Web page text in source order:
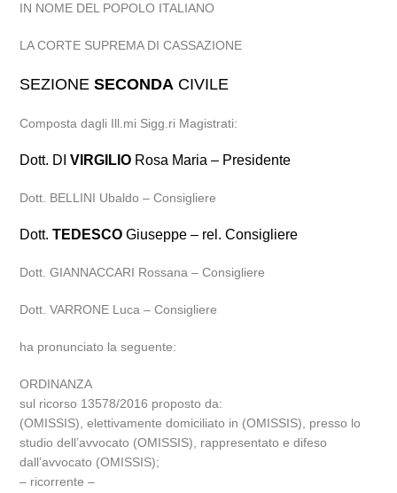
IN NOME DEL POPOLO ITALIANO
LA CORTE SUPREMA DI CASSAZIONE
SEZIONESECONDA CIVILE
Composta dagli Ill.mi Sigg.ri Magistrati:
Dott. DIVIRGILIO Rosa Maria – Presidente
Dott. BELLINI Ubaldo – Consigliere
Dott.TEDESCO Giuseppe – rel. Consigliere
Dott. GIANNACCARI Rossana – Consigliere
Dott. VARRONE Luca – Consigliere
ha pronunciato la seguente:
ORDINANZA
sul ricorso 13578/2016 proposto da:
(OMISSIS), elettivamente domiciliato in (OMISSIS), presso lo
studio dell’avvocato (OMISSIS), rappresentato e difeso
dall’avvocato (OMISSIS);
– ricorrente –